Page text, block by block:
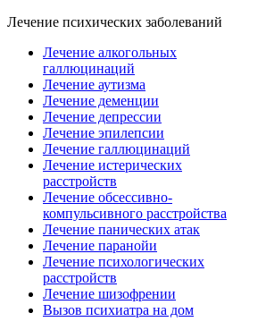
Лечение психических заболеваний
Лечение алкогольных
галлюцинаций
Лечение аутизма
Лечение деменции
Лечение депрессии
Лечение эпилепсии
Лечение галлюцинаций
Лечение истерических
расстройств
Лечение обсессивно-
компульсивного расстройства
Лечение панических атак
Лечение паранойи
Лечение психологических
расстройств
Лечение шизофрении
Вызов психиатра на дом